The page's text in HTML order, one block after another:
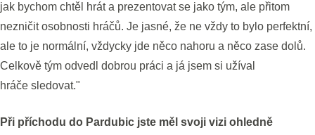
jak bychom chtěl hrát a prezentovat se jako tým, ale přitom
nezničit osobnosti hráčů. Je jasné, že ne vždy to bylo perfektní,
ale to je normální, vždycky jde něco nahoru a něco zase dolů.
Celkově tým odvedl dobrou práci a já jsem si užíval
hráče sledovat."
Při příchodu do Pardubic jste měl svoji vizi ohledně